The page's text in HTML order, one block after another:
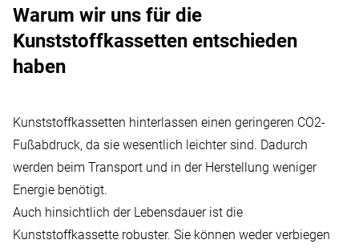
Warum wir uns für die
Kunststoffkassetten entschieden
haben
Kunststoffkassetten hinterlassen einen geringeren CO2-
Fußabdruck, da sie wesentlich leichter sind. Dadurch
werden beim Transport und in der Herstellung weniger
Energie benötigt.
Auch hinsichtlich der Lebensdauer ist die
Kunststoffkassette robuster. Sie können weder verbiegen